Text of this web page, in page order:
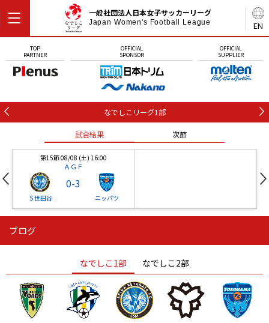
EN
一般社団法人日本女子サッカーリーグ
Japan Women's Football League
TOP
PARTNER
OFFICIAL
SPONSOR
OFFICIAL
SUPPLIER
なでしこリーグ1部
試合結果 次節
第15節 08/08 (土) 16:00
ＡＧＦ
Ｓ世田谷
0-3
ニッパツ
ニッパツ
ニッパツ 名古屋
石人の星
静岡 愛媛Ｌ
ブログ
なでしこ1部 なでしこ2部